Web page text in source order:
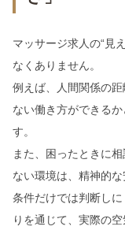
マッサージ求人の“見
なくありません。
例えば、人間関係の
ない働き方ができる
す。
また、困ったときに
ない環境は、精神的な
条件だけでは判断し
りを通じて、実際の